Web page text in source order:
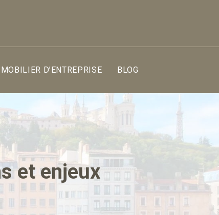
D’ENTREPRISE BLOG
et enjeux